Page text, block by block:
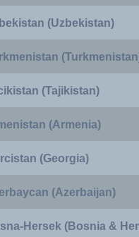
(Uzbekistan)
(Tajikistan)
(Armenia)
(Georgia)
(Azerbaijan)
Hersek (Bosnia &